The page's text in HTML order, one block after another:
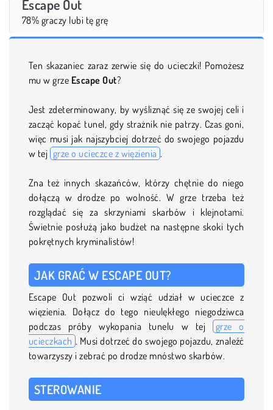
Escape Out
78% graczy lubi tę grę
Ten skazaniec zaraz zerwie się do ucieczki! Pomożesz
mu w grze Escape Out?
Jest zdeterminowany, by wyśliznąć się ze swojej celi i
zacząć kopać tunel, gdy strażnik nie patrzy. Czas goni,
więc musi jak najszybciej dotrzeć do swojego pojazdu
w tej grze o ucieczce z więzienia .
Zna też innych skazańców, którzy chętnie do niego
dołączą w drodze po wolność. W grze trzeba też
rozglądać się za skrzyniami skarbów i klejnotami.
Świetnie posłużą jako budżet na następne skoki tych
pokrętnych kryminalistów!
JAK GRAĆ W ESCAPE OUT?
Escape Out pozwoli ci wziąć udział w ucieczce z
więzienia. Dołącz do tego nieulękłego niegodziwca
podczas próby wykopania tunelu w tej
grze o
ucieczkach . Musi dotrzeć do swojego pojazdu, znaleźć
towarzyszy i zebrać po drodze mnóstwo skarbów.
STEROWANIE